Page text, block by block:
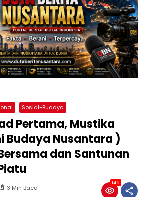
Sosial-Budaya
Pertama, Mustika
Budaya Nusantara )
dan Santunan
3 Min Baca
149